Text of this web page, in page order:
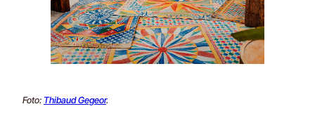
Foto: Thibaud Gegeor.